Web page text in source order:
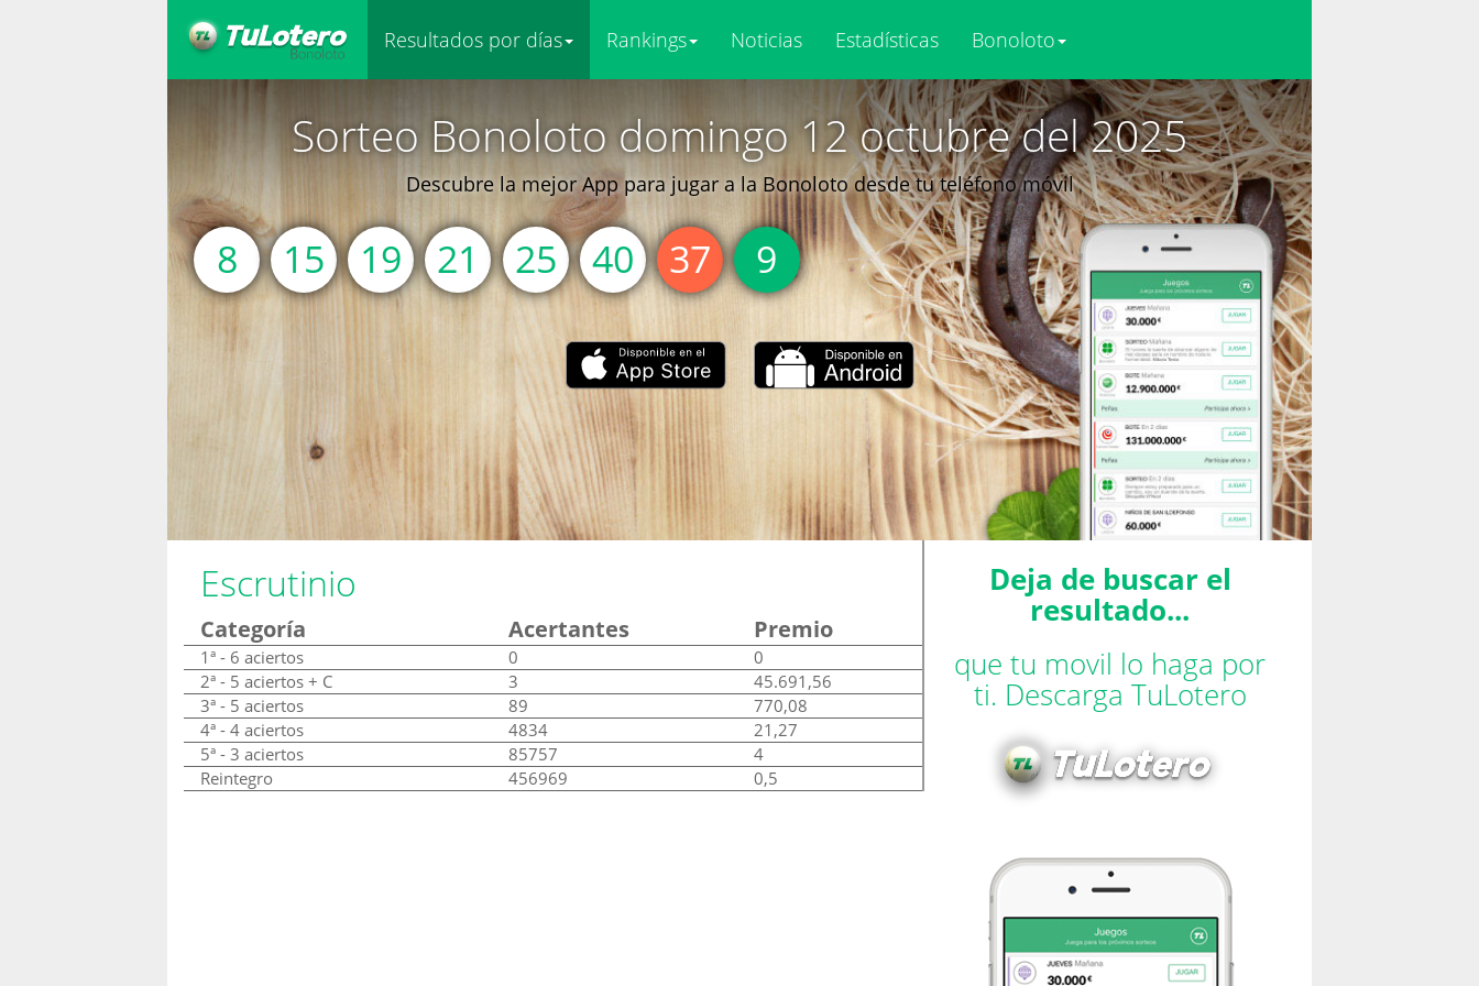
Resultados por días Rankings Noticias Estadísticas Bonoloto
Sorteo Bonoloto domingo 12 octubre del 2025
Descubre la mejor App para jugar a la Bonoloto desde tu teléfono móvil
8 15 19 21 25 40 37 9
Escrutinio
Categoría Acertantes Premio
1ª - 6 aciertos 0
0
2ª - 5 aciertos + C
3
45.691,56
3ª - 5 aciertos
89
770,08
4ª - 4 aciertos
4834
21,27
5ª - 3 aciertos
85757
4
Reintegro
456969 0,5
Deja de buscar el
resultado...
que tu movil lo haga por
ti. Descarga TuLotero